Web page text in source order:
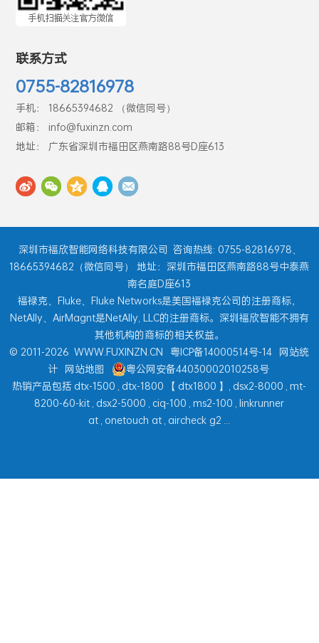
联系方式
0755-82816978
手机： 18665394682 （微信同号）
邮箱： info@fuxinzn.com
地址： 广东省深圳市福田区燕南路88号D座613
深圳市福欣智能网络科技有限公司 咨询热线: 0755-82816978、
18665394682（微信同号） 地址：深圳市福田区燕南路88号中泰燕
南名庭D座613
福禄克、Fluke、Fluke Networks是美国福禄克公司的注册商标，
NetAlly、AirMagnt是NetAlly, LLC的注册商标。深圳福欣智能不拥有
其他机构的商标的相关权益。
© 2011-2026 WWW.FUXINZN.CN 粤ICP备14000514号-14 网站统
计 网站地图
粤公网安备44030002010258号
热销产品包括 dtx-1500 , dtx-1800 【 dtx1800 】, dsx2-8000 , mt-
8200-60-kit , dsx2-5000 , ciq-100 , ms2-100 , linkrunner
at , onetouch at , aircheck g2 ...